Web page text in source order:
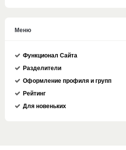
Меню
Функционал Сайта
Разделители
Оформление профиля и групп
Рейтинг
Для новеньких